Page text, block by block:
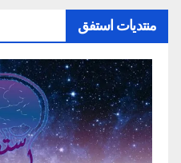
منتديات استفق